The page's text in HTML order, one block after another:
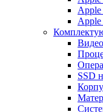
Apple
SSD